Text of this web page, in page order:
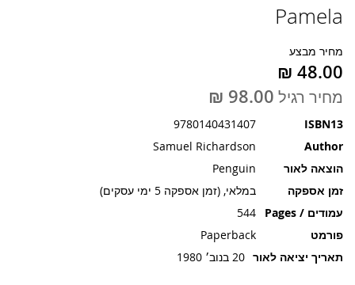
Pamela
מחיר מבצע
מחיר רגיל
ISBN13
9780140431407
Author
Samuel Richardson
הוצאה לאור
Penguin
זמן אספקה
במלאי, (זמן אספקה 5 ימי עסקים)
עמודים / Pages
544
פורמט
Paperback
תאריך יציאה לאור 20 בנוב׳ 1980
להתחלה
גלריית
תמונות